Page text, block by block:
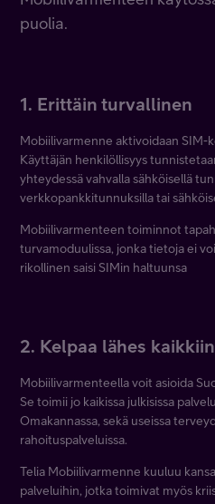
puolia.
1. Erittäin turvallinen
Mobiilivarmenne aktivoidaan SIM-
Käyttäjän henkilöllisyys
yhteydessä vahvalla sähköisellä
verkkopankkitunnuksilla tai
Mobiilivarmenteen toiminnot
turvamoduulissa, jonka tietoja ei
rikollinen saisi SIMin haltuunsa
2. Kelpaa lähes
Mobiilivarmenteella voit asioida
Se toimii jo kaikissa julkisissa
Omakannassa, sekä useissa
rahoituspalveluissa.
Telia Mobiilivarmenne kuuluu
palveluihin, jotka toimivat myös